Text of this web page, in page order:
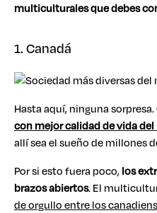
multiculturales que debes
1. Canadá
Hasta aquí, ninguna sorpresa.
con mejor calidad de vida
allí sea el sueño de millones
Por si esto fuera poco,los
brazos abiertos. El
de orgullo entre los